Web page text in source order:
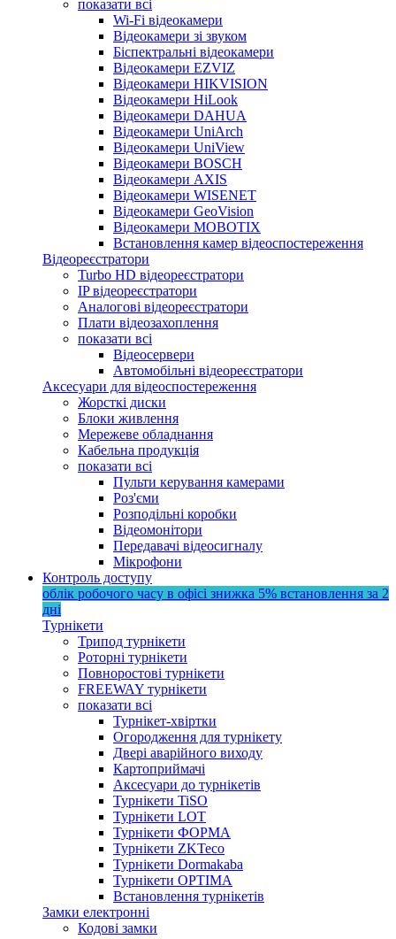
показати всі
Wi-Fi відеокамери
Відеокамери зі звуком
Біспектральні відеокамери
Відеокамери EZVIZ
Відеокамери HIKVISION
Відеокамери HiLook
Відеокамери DAHUA
Відеокамери UniArch
Відеокамери UniView
Відеокамери BOSCH
Відеокамери AXIS
Відеокамери WISENET
Відеокамери GeoVision
Відеокамери MOBOTIX
Встановлення камер відеоспостереження
Відеореєстратори
Turbo HD відеореєстратори
IP відеореєстратори
Аналогові відеореєстратори
Плати відеозахоплення
показати всі
Відеосервери
Автомобільні відеореєстратори
Аксесуари для відеоспостереження
Жорсткі диски
Блоки живлення
Мережеве обладнання
Кабельна продукція
показати всі
Пульти керування камерами
Роз'єми
Розподільні коробки
Відеомонітори
Передавачі відеосигналу
Мікрофони
Контроль доступу
облік робочого часу в офісі знижка 5% встановлення за 2
дні
Турнікети
Трипод турнікети
Роторні турнікети
Повноростові турнікети
FREEWAY турнікети
показати всі
Турнікет-хвіртки
Огородження для турнікету
Двері аварійного виходу
Картоприймачі
Аксесуари до турнікетів
Турнікети TiSO
Турнікети LOT
Турнікети ФОРМА
Турнікети ZKTeco
Турнікети Dormakaba
Турнікети OPTIMA
Встановлення турнікетів
Замки електронні
Кодові замки